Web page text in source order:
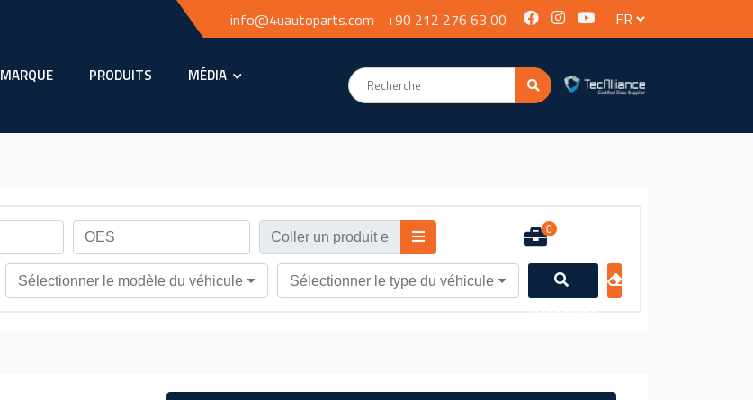
info@4uautoparts.com +90 212 276 63 00
MARQUE PRODUITS
MÉDIA
0
Sélectionner le modèle du véhicule Sélectionner le type du véhicule